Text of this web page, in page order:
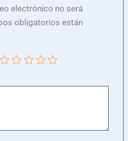
electrónico no será
obligatorios están